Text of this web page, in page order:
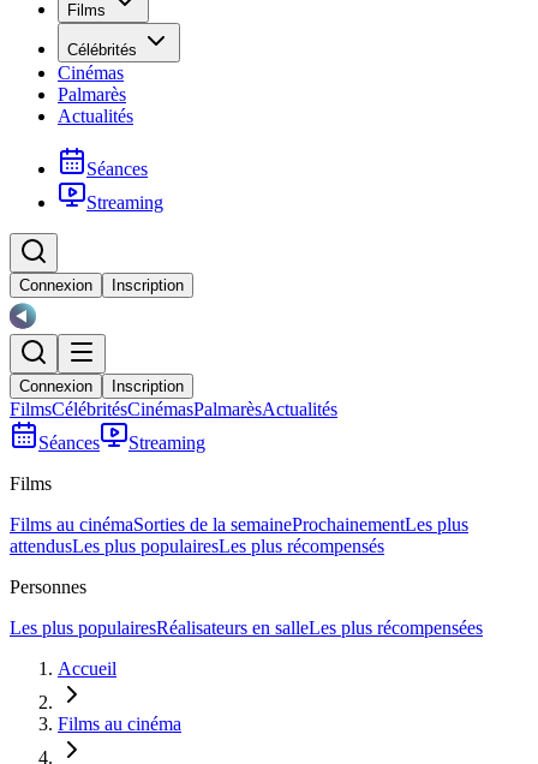
Films
Célébrités
Cinémas
Palmarès
Actualités
Séances
Streaming
Connexion Inscription
Connexion Inscription
FilmsCélébritésCinémasPalmarèsActualités
Séances
Streaming
Films
Films au cinémaSorties de la semaineProchainementLes plus
attendusLes plus populairesLes plus récompensés
Personnes
Les plus populairesRéalisateurs en salleLes plus récompensées
Accueil
Films au cinéma